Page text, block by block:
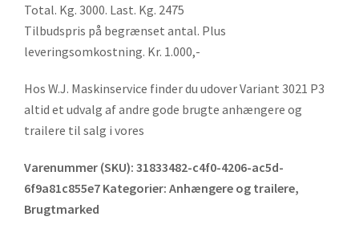
Total. Kg. 3000. Last. Kg. 2475
Tilbudspris på begrænset antal. Plus
leveringsomkostning. Kr. 1.000,-
Hos W.J. Maskinservice finder du udover Variant 3021 P3
altid et udvalg af andre gode brugte anhængere og
trailere til salg i vores
Varenummer (SKU): 31833482-c4f0-4206-ac5d-
6f9a81c855e7 Kategorier: Anhængere og trailere,
Brugtmarked